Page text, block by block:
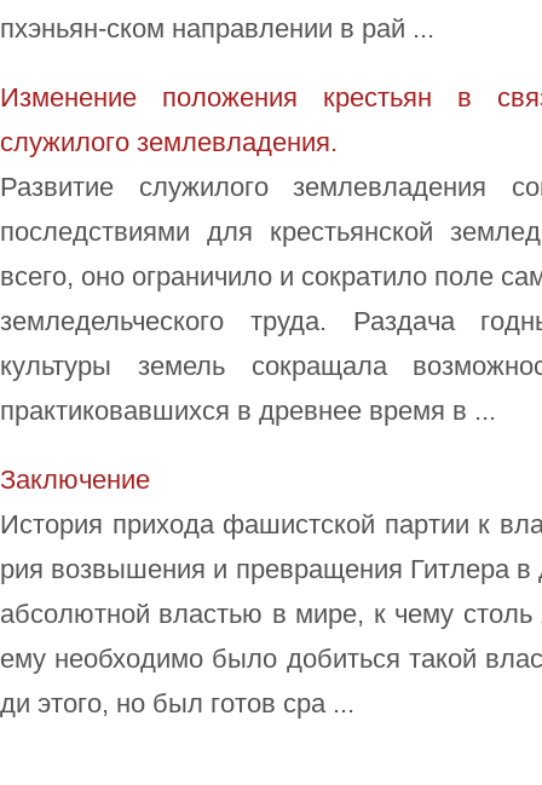
пхэньян-ском направлении в рай ...
Изменение положения крестьян в
служилого землевладения.
Развитие служилого землевладения
последствиями для крестьянской
всего, оно ограничило и сократило поле
земледельческого труда. Раздача
культуры земель сокращала
практиковавшихся в древнее время в ...
За­клю­че­ние
Ис­то­рия при­хо­да фа­ши­ст­ской пар­тии к
рия воз­вы­ше­ния и пре­вра­ще­ния Гит­ле­ра в
аб­со­лют­ной вла­стью в ми­ре, к че­му
ему не­об­хо­ди­мо бы­ло до­бить­ся та­кой
ди это­го, но был го­тов сра ...